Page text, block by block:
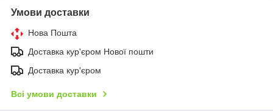
Умови доставки
Нова Пошта
Доставка кур'єром Нової пошти
Доставка кур'єром
Всі умови доставки